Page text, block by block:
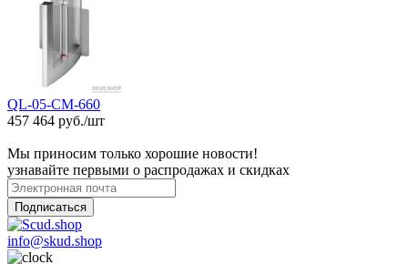
QL-05-CM-660
457 464 руб./шт
Мы приносим только хорошие новости!
узнавайте первыми о распродажах и скидках
Подписаться
info@skud.shop